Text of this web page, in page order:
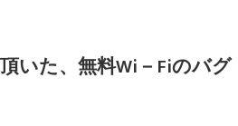
いた、無料Wi－Fiのバグ